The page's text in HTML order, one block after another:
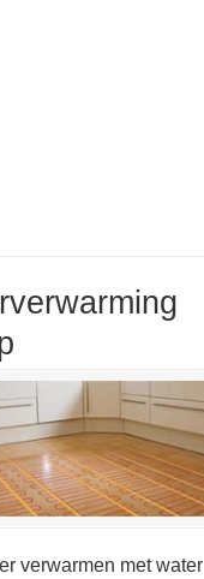
verwarmen met water